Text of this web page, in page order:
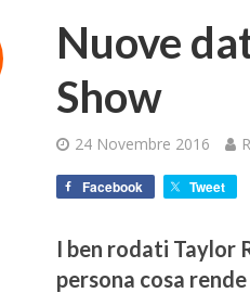
Nuove
Show
24 Novembre 2016
Facebook Tweet
I ben rodati Taylor
persona cosa